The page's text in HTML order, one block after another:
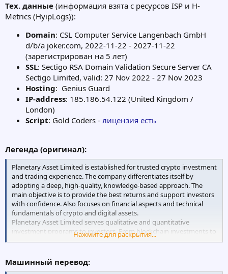
Тех. данные (информация взята с ресурсов ISP и H-
Metrics (HyipLogs)):
Domain: CSL Computer Service Langenbach GmbH
d/b/a joker.com, 2022-11-22 - 2027-11-22
(зарегистрирован на 5 лет)
SSL: Sectigo RSA Domain Validation Secure Server CA
Sectigo Limited, valid: 27 Nov 2022 - 27 Nov 2023
Hosting: Genius Guard
IP-address: 185.186.54.122 (United Kingdom /
London)
Script: Gold Coders - лицензия есть
Легенда (оригинал):
Planetary Asset Limited is established for trusted crypto investment
and trading experience. The company differentiates itself by
adopting a deep, high-quality, knowledge-based approach. The
main objective is to provide the best returns and support investors
with confidence. Also focuses on financial aspects and technical
fundamentals of crypto and digital assets.
Planetary Asset Limited serves qualitative and quantitative
investment programs to investors. From blockchain investments to
crypto trading processes, the team is always ready to do business.
Нажмите для раскрытия...
Машинный перевод: